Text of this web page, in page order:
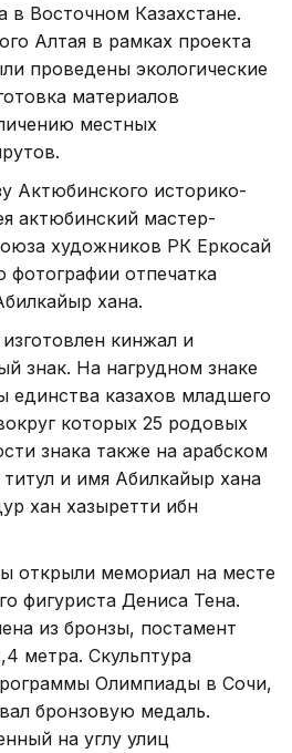
в Восточном Казахстане.
Алтая в рамках проекта
проведены экологические
материалов
местных
Актюбинского историко-
актюбинский мастер-
художников РК Еркосай
фотографии отпечатка
хана.
кинжал и
знак. На нагрудном знаке
единства казахов младшего
которых 25 родовых
знака также на арабском
и имя Абилкайыр хана
хан хазыретти ибн
открыли мемориал на месте
фигуриста Дениса Тена.
из бронзы, постамент
метра. Скульптура
Олимпиады в Сочи,
бронзовую медаль.
на углу улиц